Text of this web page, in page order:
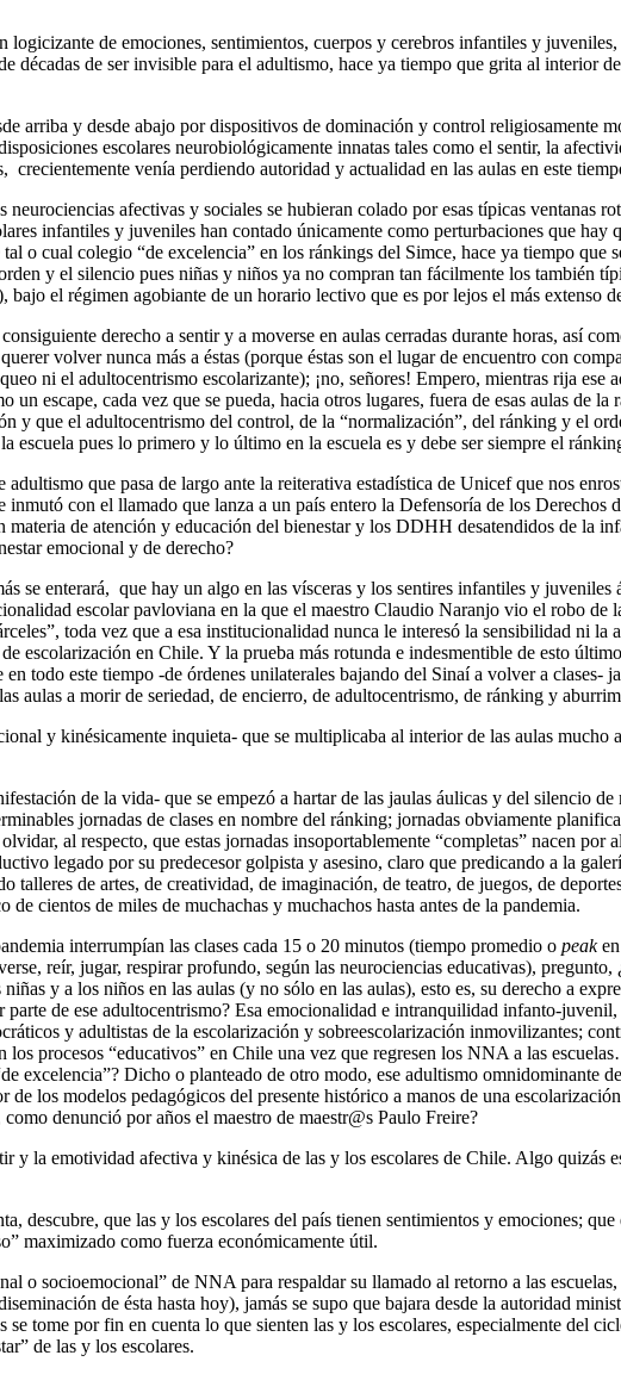
de emociones, sentimientos, cuerpos y cerebros infantiles y
de ser invisible para el adultismo, hace ya tiempo que grita al interior
arriba y desde abajo por dispositivos de dominación y control religiosamente
escolares neurobiológicamente innatas tales como el sentir, la
venía perdiendo autoridad y actualidad en las aulas en este
afectivas y sociales se hubieran colado por esas típicas ventanas
infantiles y juveniles han contado únicamente como perturbaciones que
o cual colegio “de excelencia” en los ránkings del Simce, hace ya tiempo que
y el silencio pues niñas y niños ya no compran tan fácilmente los también
el régimen agobiante de un horario lectivo que es por lejos el más extenso
derecho a sentir y a moverse en aulas cerradas durante horas, así
volver nunca más a éstas (porque éstas son el lugar de encuentro con
ni el adultocentrismo escolarizante); ¡no, señores! Empero, mientras rija ese
escape, cada vez que se pueda, hacia otros lugares, fuera de esas aulas de la
y que el adultocentrismo del control, de la “normalización”, del ránking y el
escuela pues lo primero y lo último en la escuela es y debe ser siempre el
que pasa de largo ante la reiterativa estadística de Unicef que nos
con el llamado que lanza a un país entero la Defensoría de los Derechos
de atención y educación del bienestar y los DDHH desatendidos de la
emocional y de derecho?
se enterará, que hay un algo en las vísceras y los sentires infantiles y juveniles
escolar pavloviana en la que el maestro Claudio Naranjo vio el robo de
toda vez que a esa institucionalidad nunca le interesó la sensibilidad ni la
escolarización en Chile. Y la prueba más rotunda e indesmentible de esto
todo este tiempo -de órdenes unilaterales bajando del Sinaí a volver a clases-
aulas a morir de seriedad, de encierro, de adultocentrismo, de ránking y
y kinésicamente inquieta- que se multiplicaba al interior de las aulas mucho
de la vida- que se empezó a hartar de las jaulas áulicas y del silencio
jornadas de clases en nombre del ránking; jornadas obviamente
al respecto, que estas jornadas insoportablemente “completas” nacen por
legado por su predecesor golpista y asesino, claro que predicando a la
de artes, de creatividad, de imaginación, de teatro, de juegos, de
cientos de miles de muchachas y muchachos hasta antes de la pandemia.
interrumpían las clases cada 15 o 20 minutos (tiempo promedio o peaken
reír, jugar, respirar profundo, según las neurociencias educativas), pregunto,
y a los niños en las aulas (y no sólo en las aulas), esto es, su derecho a
de ese adultocentrismo? Esa emocionalidad e intranquilidad infanto-
y adultistas de la escolarización y sobreescolarización inmovilizantes;
procesos “educativos” en Chile una vez que regresen los NNA a las
excelencia”? Dicho o planteado de otro modo, ese adultismo omnidominante
los modelos pedagógicos del presente histórico a manos de una
denunció por años el maestro de maestr@s Paulo Freire?
y la emotividad afectiva y kinésica de las y los escolares de Chile. Algo quizás
que las y los escolares del país tienen sentimientos y emociones; que
maximizado como fuerza económicamente útil.
o socioemocional” de NNA para respaldar su llamado al retorno a las
de ésta hasta hoy), jamás se supo que bajara desde la autoridad
tome por fin en cuenta lo que sienten las y los escolares, especialmente del
de las y los escolares.